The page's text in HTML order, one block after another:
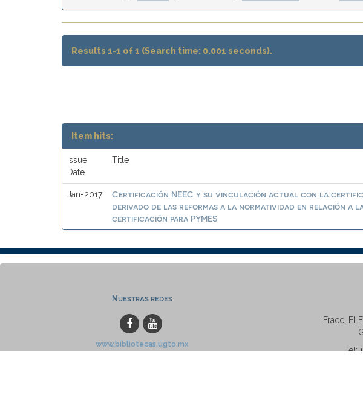
Results 1-1 of 1 (Search time: 0.001 seconds).
Item hits:
Issue
Date
Title
Jan-2017
Certificación NEEC y su vinculación actual con la
derivado de las reformas a la normatividad en relación a
certificación para PYMES
Nuestras redes
www.bibliotecas.ugto.mx
Fracc. El
Tel: